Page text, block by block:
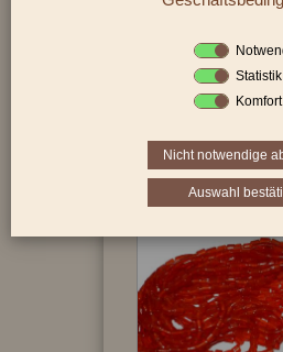
Sie befinden sich in
antike Glasperlen|antikeStatistik
Komfort
Nicht notwendige
Auswahl